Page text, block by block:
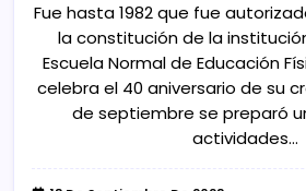
Fue hasta 1982 que fue
la constitución de la
Escuela Normal de Educación
celebra el 40 aniversario de su
de septiembre se preparó
actividades…